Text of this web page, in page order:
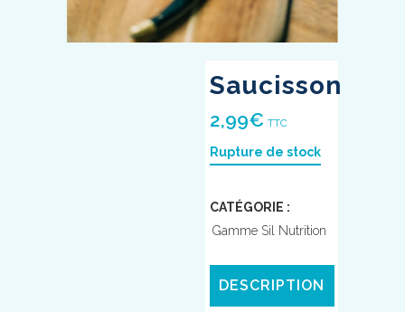
Saucisson
2,99€ TTC
Rupture de stock
CATÉGORIE :
Gamme Sil Nutrition
DESCRIPTION